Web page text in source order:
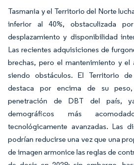
Tasmania y el Territorio del Norte
inferior al 40%, obstaculizada
desplazamiento y disponibilidad
Las recientes adquisiciones de
brechas, pero el mantenimiento y el
siendo obstáculos. El Territorio
destaca por encima de su
penetración de DBT del país,
demográficos más
tecnológicamente avanzadas. Las
podrían reducirse una vez que una
de imagen armonice las reglas de